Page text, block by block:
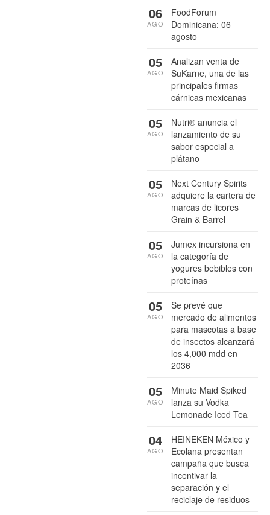
FoodForum
Dominicana: 06
agosto
06
AGO
Analizan venta de
SuKarne, una de las
principales firmas
cárnicas mexicanas
05
AGO
Nutri® anuncia el
lanzamiento de su
sabor especial a
plátano
05
AGO
Next Century Spirits
adquiere la cartera de
marcas de licores
Grain & Barrel
05
AGO
Jumex incursiona en
la categoría de
yogures bebibles con
proteínas
05
AGO
Se prevé que
mercado de alimentos
para mascotas a base
de insectos alcanzará
los 4,000 mdd en
2036
05
AGO
Minute Maid Spiked
lanza su Vodka
Lemonade Iced Tea
05
AGO
HEINEKEN México y
Ecolana presentan
campaña que busca
incentivar la
separación y el
reciclaje de residuos
04
AGO